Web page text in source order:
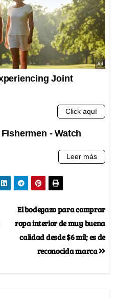
El bodegazo para comprar
ropa interior de muy buena
calidad desde $6 mil; es de
reconocida marca